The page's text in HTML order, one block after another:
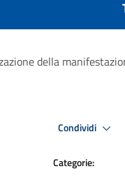
della
Condividi
Categorie: